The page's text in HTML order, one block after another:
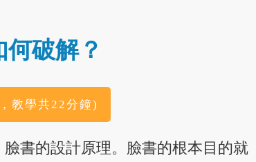
破解？
教學共22分鐘)
書的設計原理。臉書的根本目的就